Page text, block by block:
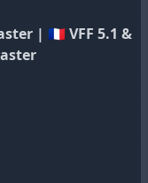
| 🇫🇷 VFF 5.1 &